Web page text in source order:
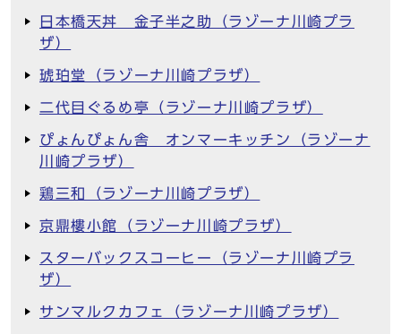
日本橋天丼 金子半之助（ラゾーナ川崎プラ
ザ）
琥珀堂（ラゾーナ川崎プラザ）
二代目ぐるめ亭（ラゾーナ川崎プラザ）
ぴょんぴょん舎 オンマーキッチン（ラゾーナ
川崎プラザ）
鶏三和（ラゾーナ川崎プラザ）
京鼎樓小館（ラゾーナ川崎プラザ）
スターバックスコーヒー（ラゾーナ川崎プラ
ザ）
サンマルクカフェ（ラゾーナ川崎プラザ）